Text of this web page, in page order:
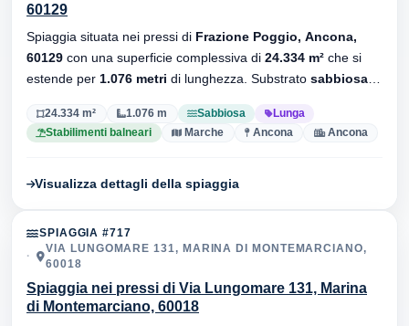
60129
Spiaggia situata nei pressi di Frazione Poggio, Ancona,
60129 con una superficie complessiva di 24.334 m² che si
estende per 1.076 metri di lunghezza. Substrato sabbiosa
24.334 m² 1.076 m Sabbiosa
Lunga
Stabilimenti balneari
Marche Ancona Ancona
Visualizza dettagli della spiaggia
SPIAGGIA #717
VIA LUNGOMARE 131, MARINA DI MONTEMARCIANO,
60018
Spiaggia nei pressi di Via Lungomare 131, Marina
di Montemarciano, 60018